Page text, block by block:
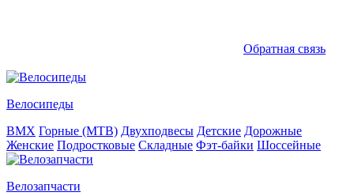
Обратная связь
Велосипеды
BMX Горные (MTB) Двухподвесы Детские Дорожные
Женские Подростковые Складные Фэт-байки Шоссейные
Велозапчасти